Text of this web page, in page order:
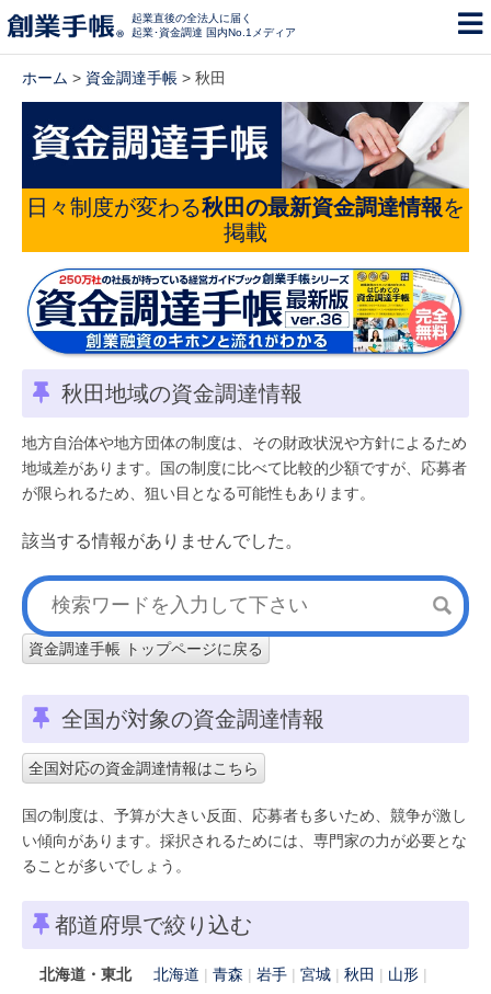
起業直後の全法人に届く
起業･資金調達 国内No.1メディア
ホーム > 資金調達手帳 > 秋田
日々制度が変わる秋田の最新資金調達情報を
掲載
秋田地域の資金調達情報
地方自治体や地方団体の制度は、その財政状況や方針によるため
地域差があります。国の制度に比べて比較的少額ですが、応募者
が限られるため、狙い目となる可能性もあります。
該当する情報がありませんでした。
資金調達手帳 トップページに戻る
全国が対象の資金調達情報
全国対応の資金調達情報はこちら
国の制度は、予算が大きい反面、応募者も多いため、競争が激し
い傾向があります。採択されるためには、専門家の力が必要とな
ることが多いでしょう。
都道府県で絞り込む
北海道・東北 北海道 青森 岩手 宮城 秋田
山形